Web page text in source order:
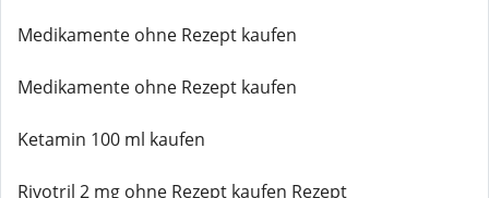
Medikamente ohne Rezept kaufen
Medikamente ohne Rezept kaufen
Ketamin 100 ml kaufen
Rivotril 2 mg ohne Rezept kaufen Rezept